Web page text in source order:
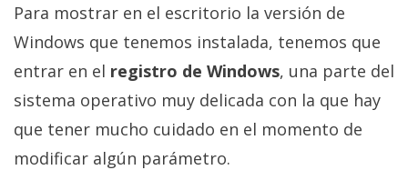
opciones
de
privacidad
Aviso
Legal
Para mostrar en el escritorio la versión de
Windows que tenemos instalada, tenemos que
entrar en el registro de Windows, una parte del
sistema operativo muy delicada con la que hay
que tener mucho cuidado en el momento de
modificar algún parámetro.